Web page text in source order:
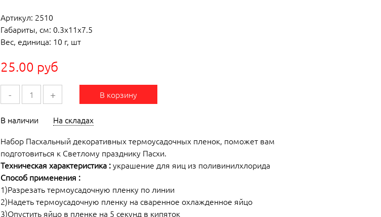
Артикул: 2510
Габариты, см: 0.3x11x7.5
Вес, единица: 10 г, шт
25.00 руб
- + В корзину
В наличии
На складах
Набор Пасхальный декоративных термоусадочных пленок, поможет вам
подготовиться к Светлому празднику Пасхи.
Техническая характеристика :украшение для яиц из поливинилхлорида
Способ применения :
1)Разрезать термоусадочную пленку по линии
2)Надеть термоусадочную пленку на сваренное охлажденное яйцо
3)Опустить яйцо в пленке на 5 секунд в кипяток